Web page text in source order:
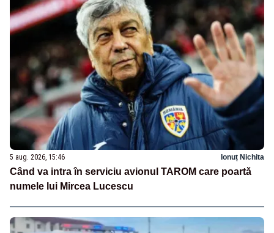
5 aug. 2026, 15:46 Ionuț Nichita
Când va intra în serviciu avionul TAROM care poartă
numele lui Mircea Lucescu